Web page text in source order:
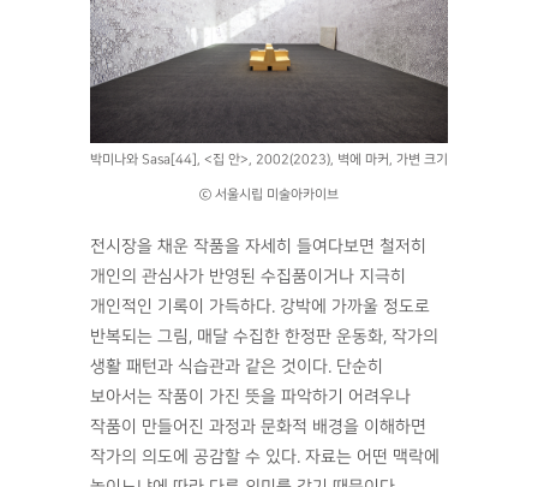
박미나와 Sasa[44], <집 안>, 2002(2023), 벽에 마커, 가변 크기
ⓒ 서울시립 미술아카이브
전시장을 채운 작품을 자세히 들여다보면 철저히
개인의 관심사가 반영된 수집품이거나 지극히
개인적인 기록이 가득하다. 강박에 가까울 정도로
반복되는 그림, 매달 수집한 한정판 운동화, 작가의
생활 패턴과 식습관과 같은 것이다. 단순히
보아서는 작품이 가진 뜻을 파악하기 어려우나
작품이 만들어진 과정과 문화적 배경을 이해하면
작가의 의도에 공감할 수 있다. 자료는 어떤 맥락에